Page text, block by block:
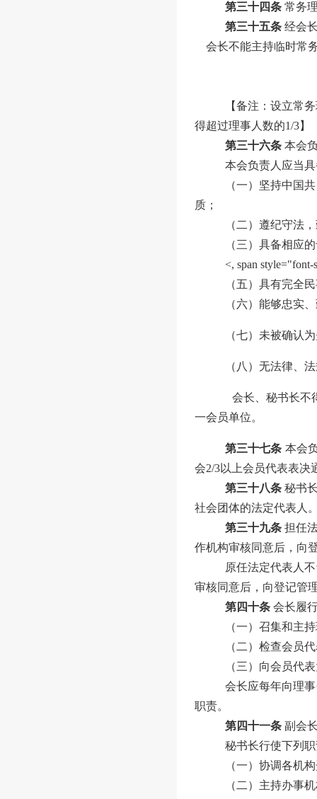
第三十四条 常务
第三十五条 经会
会长不能主持临时常
【备注：设立常
得超过理事人数的1/3】
第三十六条 本会
本会负责人应当
（一）坚持中国
质；
（二）遵纪守法
（三）具备相应
<, span
（五）具有完全
（六）能够忠实
（七） 未被确认
（ 八 ） 无法律、
会长、秘书长不
一会员单位。
第三十七条 本会
会2/3以上会员代表表决
第三十八条 秘书
社会团体的法定代表人
第三十九条 担任
作机构审核同意后，向
原任法定代表人
审核同意后，向登记管
第四十条 会长履
（一）召集和主
（二）检查会员
（三）向会员代
会长应每年向理
职责。
第四十一条 副 会
秘书长行使下列
（一）协调各机
（二）主持办事